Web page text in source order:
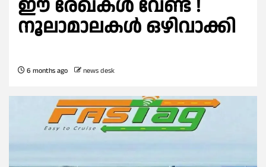
ഈ രേഖകള്‍ വേണ്ട !
നൂലാമാലകള്‍ ഒഴിവാക്കി
6 months ago news desk